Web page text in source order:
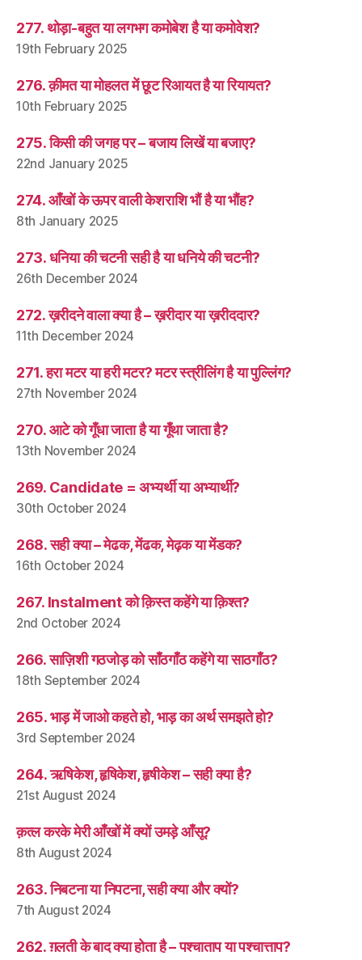
277. थोड़ा-बहुत या लगभग कमोबेश है या कमोवेश?
19th February 2025
276. क़ीमत या मोहलत में छूट रिआयत है या रियायत?
10th February 2025
275. किसी की जगह पर – बजाय लिखें या बजाए?
22nd January 2025
274. आँखों के ऊपर वाली केशराशि भौं है या भौंह?
8th January 2025
273. धनिया की चटनी सही है या धनिये की चटनी?
26th December 2024
272. ख़रीदने वाला क्या है – ख़रीदार या ख़रीददार?
11th December 2024
271. हरा मटर या हरी मटर? मटर स्त्रीलिंग है या पुल्लिंग?
27th November 2024
270. आटे को गूँधा जाता है या गूँथा जाता है?
13th November 2024
269. Candidate = अभ्यर्थी या अभ्यार्थी?
30th October 2024
268. सही क्या – मेढक, मेंढक, मेढ़क या मेंडक?
16th October 2024
267. Instalment को क़िस्त कहेंगे या क़िश्त?
2nd October 2024
266. साज़िशी गठजोड़ को साँठगाँठ कहेंगे या साठगाँठ?
18th September 2024
265. भाड़ में जाओ कहते हो, भाड़ का अर्थ समझते हो?
3rd September 2024
264. ऋषिकेश, हृषिकेश, हृषीकेश – सही क्या है?
21st August 2024
क़त्ल करके मेरी आँखों में क्यों उमड़े आँसू?
8th August 2024
263. निबटना या निपटना, सही क्या और क्यों?
7th August 2024
262. ग़लती के बाद क्या होता है – पश्चाताप या पश्चात्ताप?